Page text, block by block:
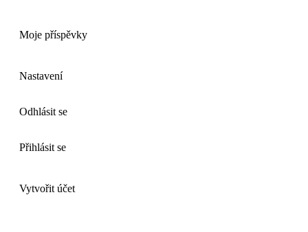
Moje příspěvky
Nastavení
Odhlásit se
Přihlásit se
Vytvořit účet